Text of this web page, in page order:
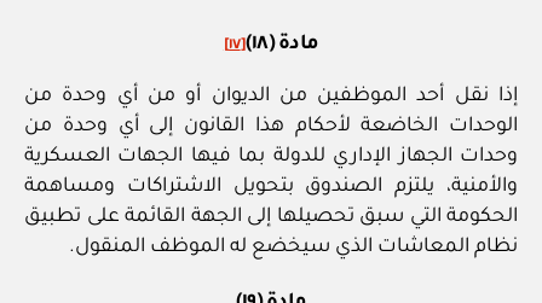
مادة (١٨) [١٧]
إذا نقل أحد الموظفين من الديوان أو من أي وحدة من
الوحدات الخاضعة لأحكام هذا القانون إلى أي وحدة من
وحدات الجهاز الإداري للدولة بما فيها الجهات العسكرية
والأمنية، يلتزم الصندوق بتحويل الاشتراكات ومساهمة
الحكومة التي سبق تحصيلها إلى الجهة القائمة على تطبيق
نظام المعاشات الذي سيخضع له الموظف المنقول.